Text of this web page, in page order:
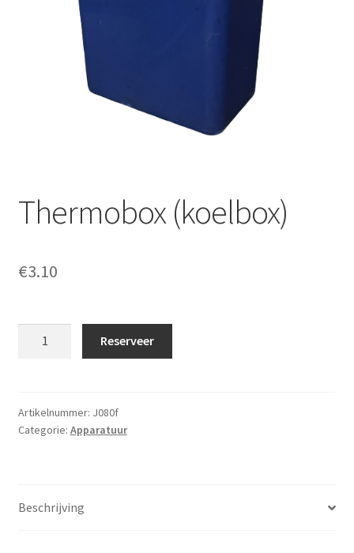
Offerte aanvraag
Privacybeleid
Thermobox (koelbox)
€3.10
Reserveer
Artikelnummer: J080f
Categorie: Apparatuur
Beschrijving